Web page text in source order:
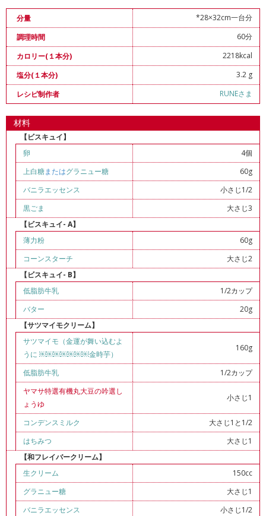
分量
*28×32cm一台分
調理時間
60分
カロリー(１本分)
2218kcal
塩分(１本分)
3.2 g
レシピ制作者
RUNEさま
材料
【ビスキュイ】
卵
4個
上白糖またはグラニュー糖
60g
バニラエッセンス
小さじ1/2
黒ごま
大さじ3
【ビスキュイ- A】
薄力粉
60g
コーンスターチ
大さじ2
【ビスキュイ- B】
低脂肪牛乳
1/2カップ
バター
20g
【サツマイモクリーム】
サツマイモ（金運が舞い込むよ
うに ￼￼￼￼￼￼￼金時芋）
160g
低脂肪牛乳
1/2カップ
ヤマサ特選有機丸大豆の吟選し
ょうゆ
小さじ1
コンデンスミルク
大さじ1と1/2
はちみつ
大さじ1
【和フレイバークリーム】
生クリーム
150cc
グラニュー糖
大さじ1
バニラエッセンス
小さじ1/2